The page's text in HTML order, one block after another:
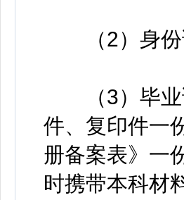
（2）身份
（3）毕业
件、复印件一
册备案表》一
时携带本科材